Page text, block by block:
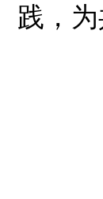
践，